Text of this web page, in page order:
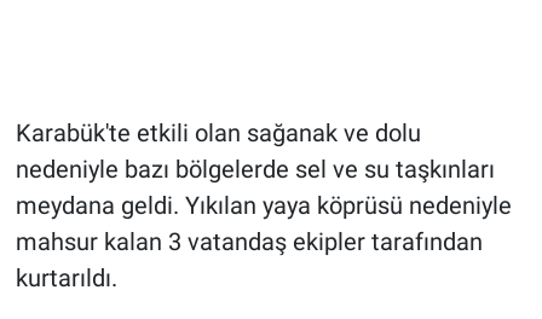
Karabük'te etkili olan sağanak ve dolu
nedeniyle bazı bölgelerde sel ve su taşkınları
meydana geldi. Yıkılan yaya köprüsü nedeniyle
mahsur kalan 3 vatandaş ekipler tarafından
kurtarıldı.